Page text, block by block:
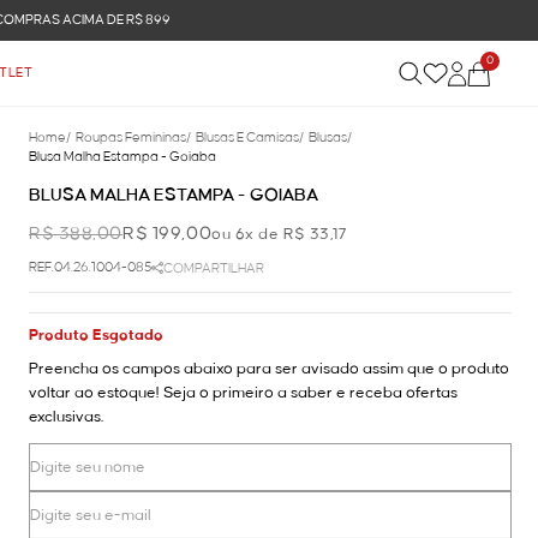
0
Home/ Roupas Femininas/ Blusas E Camisas/ Blusas/
Blusa Malha Estampa - Goiaba
BLUSA MALHA ESTAMPA - GOIABA
R$ 388,00R$ 199,00ou 6x de R$ 33,17
REF.04.26.1004-085 COMPARTILHAR
Produto Esgotado
Preencha os campos abaixo para ser avisado assim que o produto
voltar ao estoque! Seja o primeiro a saber e receba ofertas
exclusivas.